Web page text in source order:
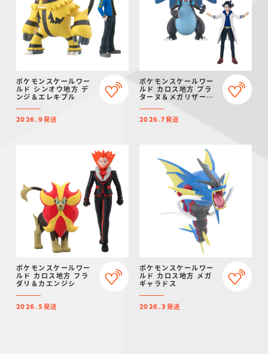
ポケモンスケールワー
ルド シンオウ地方 デ
ンジ＆エレキブル
2026.9発送
ポケモンスケールワー
ルド カロス地方 プラ
ターヌ＆メガリザード
2026.7 発送
ポケモンスケールワー
ルド カロス地方 フラ
ダリ＆カエンジシ
2026.5 発送
ポケモンスケールワー
ルド カロス地方 メガ
ギャラドス
2026.3 発送